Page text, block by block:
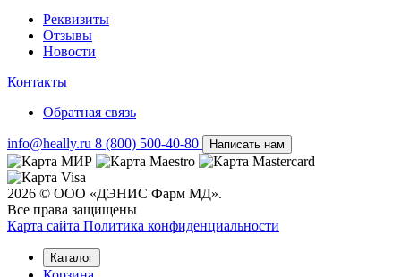
Реквизиты
Отзывы
Новости
Контакты
Обратная связь
info@heally.ru 8 (800) 500-40-80 Написать нам
2026 © ООО «ДЭНИС Фарм МД».
Все права защищены
Карта сайта Политика конфиден­циальности
Каталог